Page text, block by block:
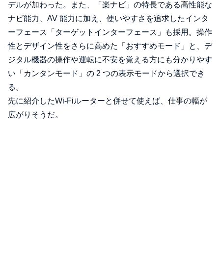
デルが加わった。また、「楽ナビ」の特長である高性能な
ナビ能力、AV 能力に加え、使いやすさを追求したインタ
ーフェース「ターゲットインターフェース」も採用。操作
性とデザイン性をさらに高めた「おすすめモード」と、デ
ジタル機器の操作や運転に不安を覚える方にも分かりやす
い「カンタンモード」の 2 つの表示モードから選択でき
る。
先に紹介したWi-Fiルーターと併せて使えば、仕事の幅が
広がりそうだ。